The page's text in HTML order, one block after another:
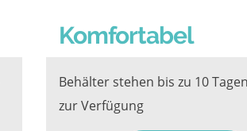
Komfortabel
Behälter stehen bis zu 10
zur Verfügung